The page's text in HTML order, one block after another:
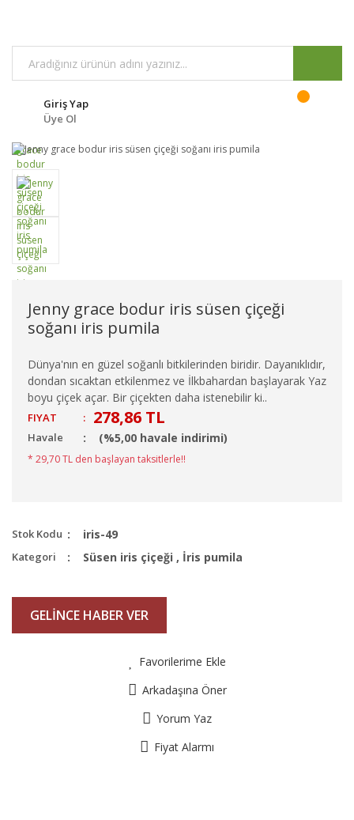
Giriş Yap
Üye Ol
Jenny grace bodur iris süsen çiçeği
soğanı iris pumila
Dünya'nın en güzel soğanlı bitkilerinden biridir. Dayanıklıdır,
dondan sıcaktan etkilenmez ve İlkbahardan başlayarak Yaz
boyu çiçek açar. Bir çiçekten daha istenebilir ki..
FIYAT : 278,86 TL
Havale (%5,00 havale indirimi)
* 29,70 TL den başlayan taksitlerle!!
Stok Kodu iris-49
Kategori Süsen iris çiçeği , İris pumila
GELİNCE HABER VER
Favorilerime Ekle
Arkadaşına Öner
Yorum Yaz
Fiyat Alarmı